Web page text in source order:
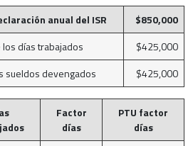
anual del ISR
$850,000
días trabajados
$425,000
sueldos devengados
$425,000
Factor
días
PTU factor
días